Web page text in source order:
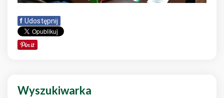
f Udostępnij
Wyszukiwarka